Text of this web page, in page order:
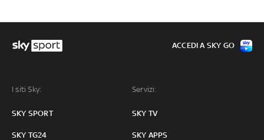
I siti Sky:
SKY SPORT
SKY TG24
Servizi:
SKY TV
SKY APPS
ACCEDI A SKY GO